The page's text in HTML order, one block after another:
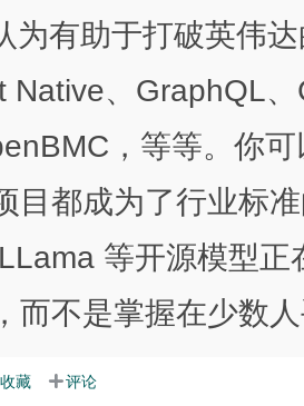
为有助于打破英伟
Native、GraphQL
，等等。你
目都成为了行业标
等开源模型
而不是掌握在少数
收藏 评论